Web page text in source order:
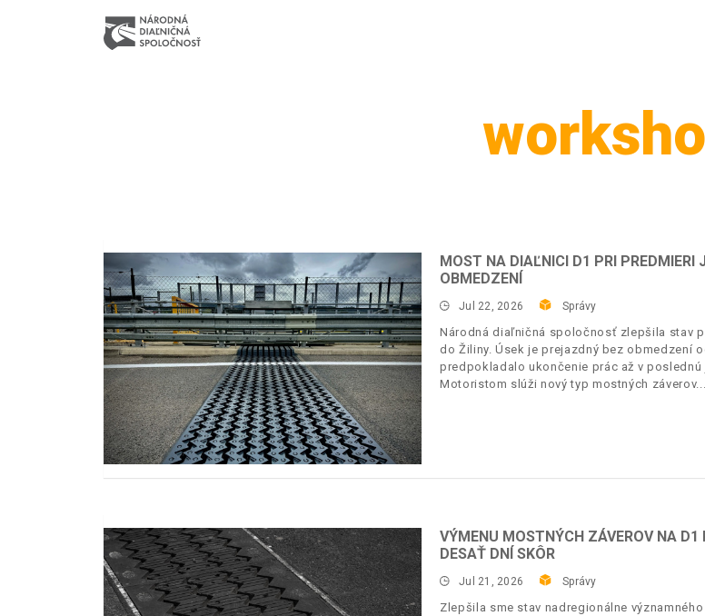
MOST NA DIAĽNICI D1 PRI PREDMIERI
OBMEDZENÍ
Jul 22, 2026 Správy
Národná diaľničná spoločnosť zlepšila stav
do Žiliny. Úsek je prejazdný bez obmedzení
predpokladalo ukončenie prác až v
Motoristom slúži nový typ mostných záverov.
VÝMENU MOSTNÝCH ZÁVEROV NA
DESAŤ DNÍ SKÔR
Jul 21, 2026 Správy
Zlepšila sme stav nadregionálne